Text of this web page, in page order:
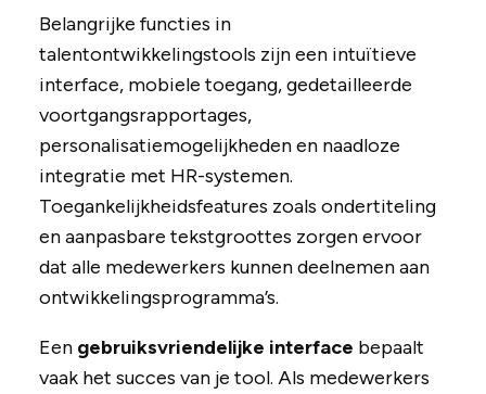
Belangrijke functies in
talentontwikkelingstools zijn een intuïtieve
interface, mobiele toegang, gedetailleerde
voortgangsrapportages,
personalisatiemogelijkheden en naadloze
integratie met HR-systemen.
Toegankelijkheidsfeatures zoals ondertiteling
en aanpasbare tekstgroottes zorgen ervoor
dat alle medewerkers kunnen deelnemen aan
ontwikkelingsprogramma’s.
Een gebruiksvriendelijke interface bepaalt
vaak het succes van je tool. Als medewerkers